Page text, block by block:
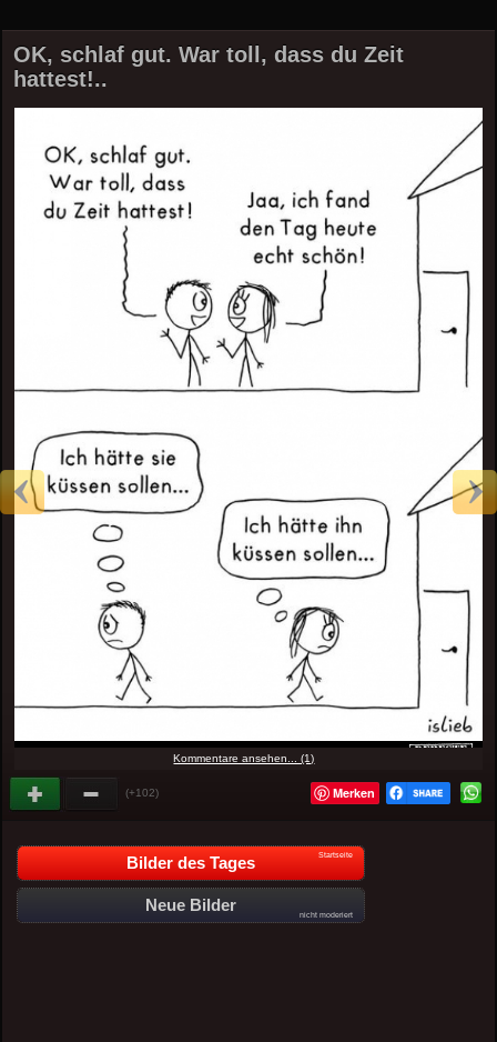
OK, schlaf gut. War toll, dass du Zeit
hattest!..
Kommentare ansehen... (1)
(+102) Merken
Bilder des Tages Startseite
Neue Bilder
nicht moderiert